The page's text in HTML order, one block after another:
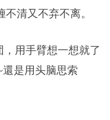
清又不弃不离。
，用手臂想一想就了
是用头脑思索